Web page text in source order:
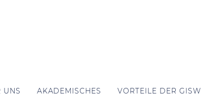
UNS AKADEMISCHES VORTEILE DER GISW